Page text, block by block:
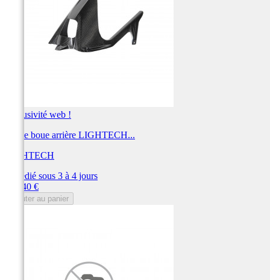
Exclusivité web !
Garde boue arrière LIGHTECH...
LIGHTECH
Expédié sous 3 à 4 jours
302,40 €
Ajouter au panier